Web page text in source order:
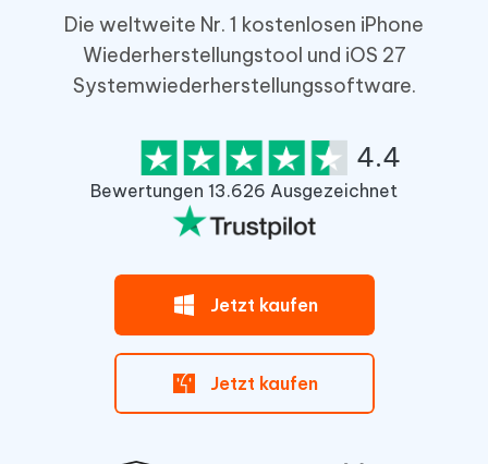
Die weltweite Nr. 1 kostenlosen iPhone
Wiederherstellungstool und iOS 27
Systemwiederherstellungssoftware.
Bewertungen 13.626 Ausgezeichnet
4.4
Jetzt kaufen
Jetzt kaufen